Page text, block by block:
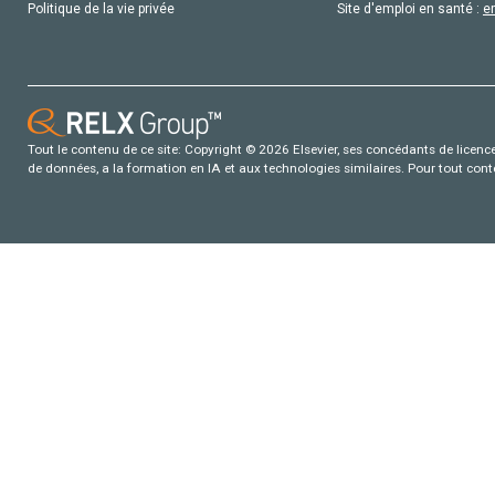
Politique de la vie privée
Site d'emploi en santé :
Tout le contenu de ce site: Copyright © 2026 Elsevier, ses concédants de
de données, a la formation en IA et aux technologies similaires. Pour tout